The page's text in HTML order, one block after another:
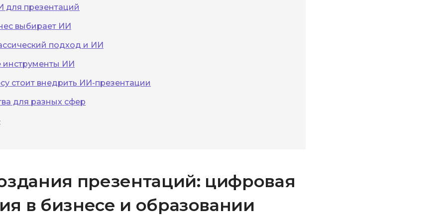
для презентаций
выбирает ИИ
подход и ИИ
ИИ
стоит внедрить ИИ-презентации
для разных сфер
презентаций: цифровая
в бизнесе и образовании